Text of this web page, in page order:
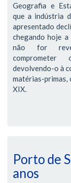
Geografia e
que a indústria
apresentado
chegando hoje
não for
devolvendo-o à
matérias-primas,
XIX.
Porto de
anos